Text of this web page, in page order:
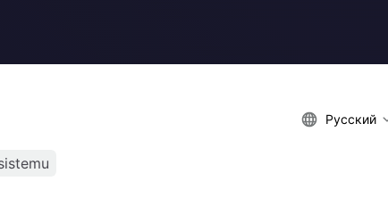
Русский